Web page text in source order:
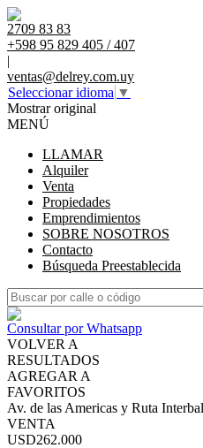
2709 83 83
+598 95 829 405 / 407
|
ventas@delrey.com.uy
Seleccionar idioma ▼
Mostrar original
MENÚ
LLAMAR
Alquiler
Venta
Propiedades
Emprendimientos
SOBRE NOSOTROS
Contacto
Búsqueda Preestablecida
Consultar por Whatsapp
VOLVER A
RESULTADOS
AGREGAR A
FAVORITOS
Av. de las Americas y Ruta
VENTA
USD262.000